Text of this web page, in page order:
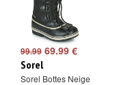
99.99 69.99 €
Sorel
Sorel Bottes Neige